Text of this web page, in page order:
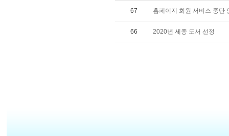
67 홈페이지 회원 서비스 중단
66 2020년 세종 도서 선정